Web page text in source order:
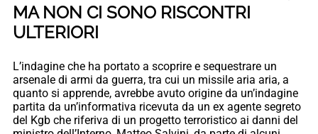
MA NON CI SONO RISCONTRI
ULTERIORI
L’indagine che ha portato a scoprire e sequestrare un
arsenale di armi da guerra, tra cui un missile aria aria, a
quanto si apprende, avrebbe avuto origine da un’indagine
partita da un’informativa ricevuta da un ex agente segreto
del Kgb che riferiva di un progetto terroristico ai danni del